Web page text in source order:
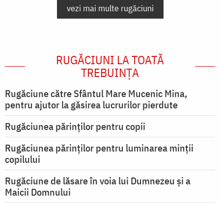
vezi mai multe rugăciuni
RUGĂCIUNI LA TOATĂ
TREBUINȚA
Rugăciune către Sfântul Mare Mucenic Mina,
pentru ajutor la găsirea lucrurilor pierdute
Rugăciunea părinților pentru copii
Rugăciunea părinților pentru luminarea minţii
copilului
Rugăciune de lăsare în voia lui Dumnezeu şi a
Maicii Domnului